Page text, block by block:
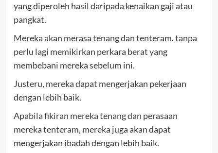
yang diperoleh hasil daripada kenaikan gaji atau
pangkat.
Mereka akan merasa tenang dan tenteram, tanpa
perlu lagi memikirkan perkara berat yang
membebani mereka sebelum ini.
Justeru, mereka dapat mengerjakan pekerjaan
dengan lebih baik.
Apabila fikiran mereka tenang dan perasaan
mereka tenteram, mereka juga akan dapat
mengerjakan ibadah dengan lebih baik.